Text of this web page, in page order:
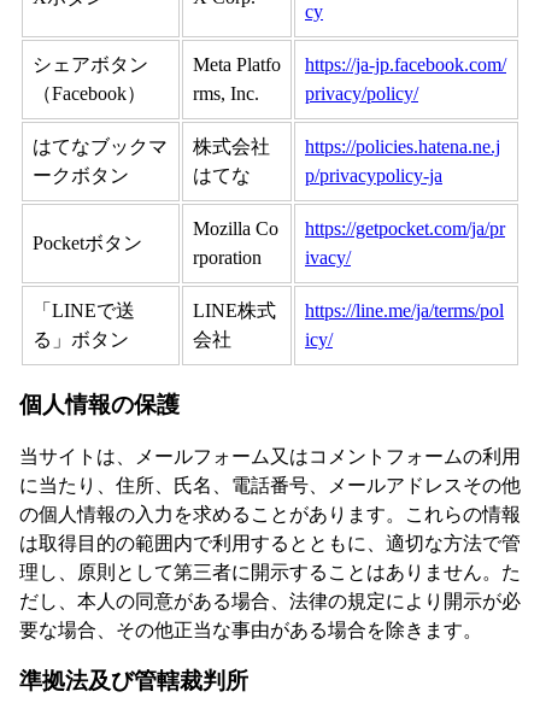
cy
シェアボタン
（Facebook）
Meta Platfo
rms, Inc.
https://ja-jp.facebook.com/
privacy/policy/
はてなブックマ
ークボタン
株式会社
はてな
https://policies.hatena.ne.j
p/privacypolicy-ja
Pocketボタン
Mozilla Co
rporation
https://getpocket.com/ja/pr
ivacy/
「LINEで送
る」ボタン
LINE株式
会社
https://line.me/ja/terms/pol
icy/
個人情報の保護
当サイトは、メールフォーム又はコメントフォームの利用
に当たり、住所、氏名、電話番号、メールアドレスその他
の個人情報の入力を求めることがあります。これらの情報
は取得目的の範囲内で利用するとともに、適切な方法で管
理し、原則として第三者に開示することはありません。た
だし、本人の同意がある場合、法律の規定により開示が必
要な場合、その他正当な事由がある場合を除きます。
準拠法及び管轄裁判所